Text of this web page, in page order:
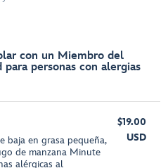
con un Miembro del
personas con alergias
baja en grasa pequeña,
de manzana Minute
alérgicas al
$19.00
USD